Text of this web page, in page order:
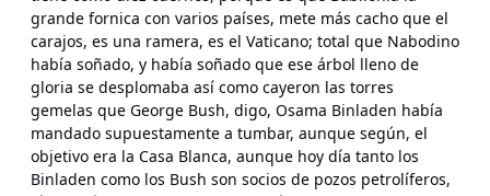
grande fornica con varios países, mete más cacho que el
carajos, es una ramera, es el Vaticano; total que Nabodino
había soñado, y había soñado que ese árbol lleno de
gloria se desplomaba así como cayeron las torres
gemelas que George Bush, digo, Osama Binladen había
mandado supuestamente a tumbar, aunque según, el
objetivo era la Casa Blanca, aunque hoy día tanto los
Binladen como los Bush son socios de pozos petrolíferos,